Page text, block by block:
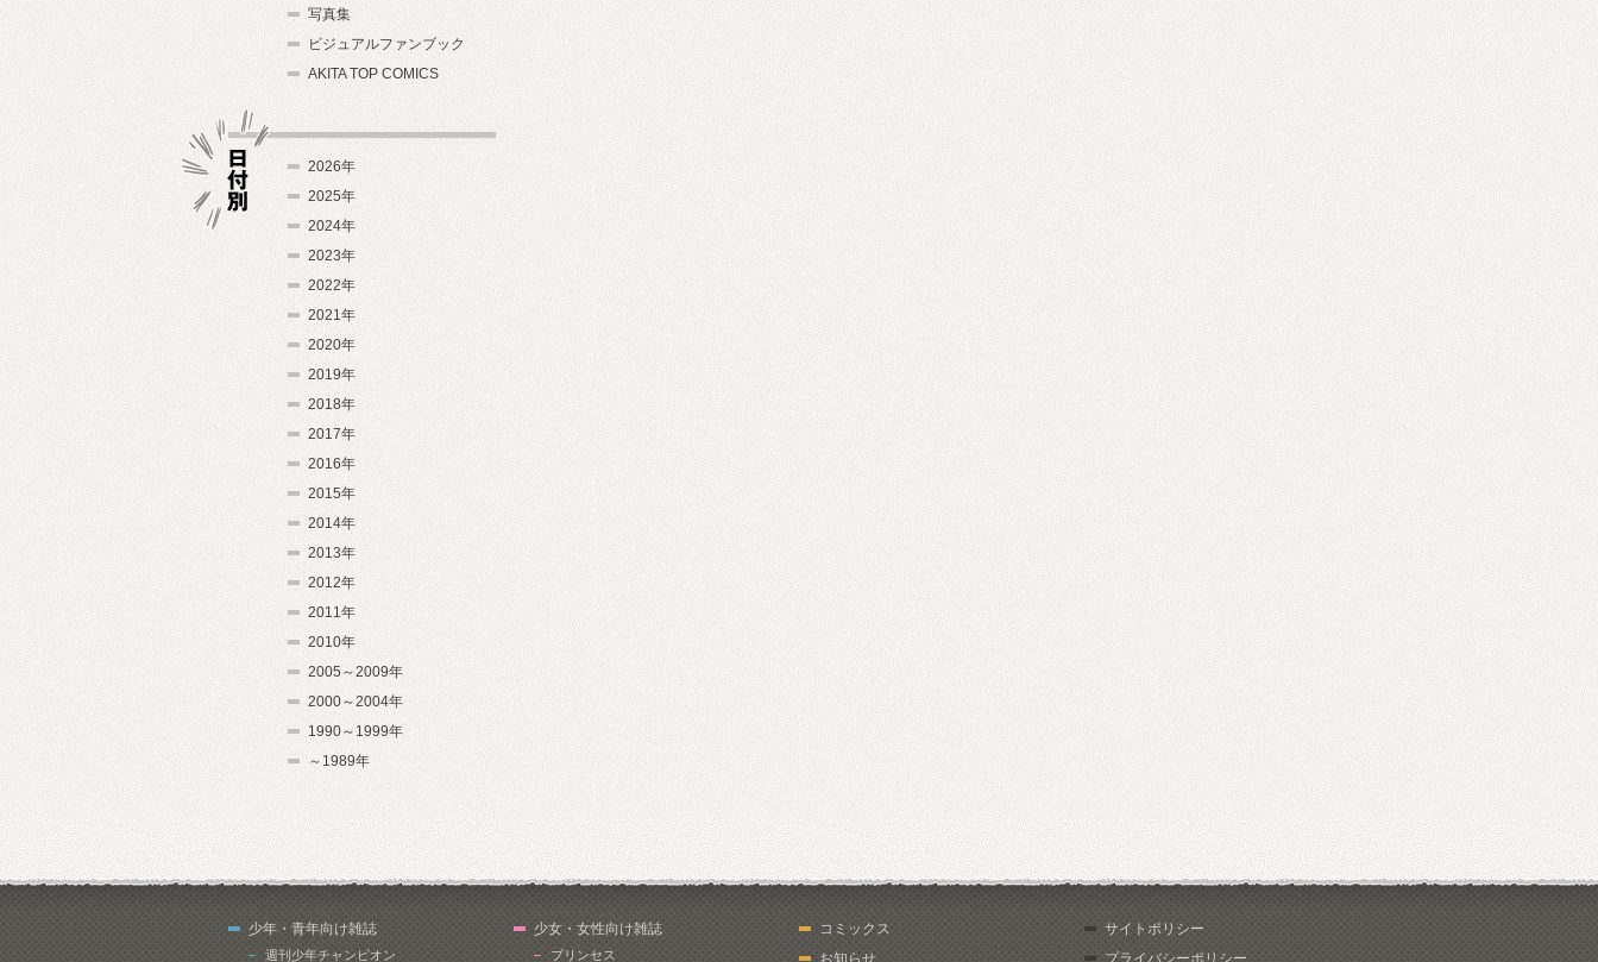
写真集
ビジュアルファンブック
AKITA TOP COMICS
2026年
2025年
2024年
2023年
2022年
2021年
2020年
2019年
2018年
2017年
2016年
2015年
2014年
2013年
2012年
2011年
2010年
2005～2009年
2000～2004年
1990～1999年
～1989年
少年・青年向け雑誌
週刊少年チャンピオン
少女・女性向け雑誌
プリンセス
コミックス
お知らせ
サイトポリシー
プライバシーポリシー